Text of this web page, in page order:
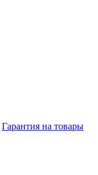
Гарантия на товары